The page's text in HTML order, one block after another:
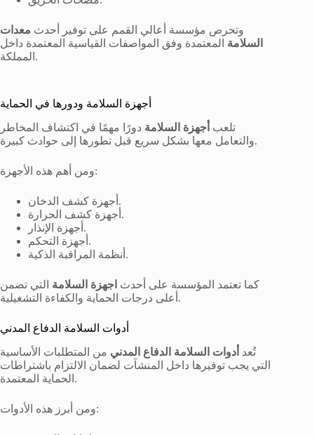
وتحرص مؤسسة أعالي القمم على توفير أحدث معدات
السلامة المعتمدة وفق المواصفات القياسية المعتمدة داخل
المملكة.
أجهزة السلامة ودورها في الحماية
تلعب أجهزة السلامة دورًا مهمًا في اكتشاف المخاطر
والتعامل معها بشكل سريع قبل تطورها إلى حوادث كبيرة.
ومن أهم هذه الأجهزة:
أجهزة كشف الدخان.
أجهزة كشف الحرارة.
أجهزة الإنذار.
أجهزة التحكم.
أنظمة المراقبة الذكية.
كما تعتمد المؤسسة على أحدث اجهزة السلامة التي تضمن
أعلى درجات الحماية والكفاءة التشغيلية.
أدوات السلامة الدفاع المدني
تُعد أدوات السلامة الدفاع المدني من المتطلبات الأساسية
التي يجب توفيرها داخل المنشآت لضمان الالتزام باشتراطات
الحماية المعتمدة.
ومن أبرز هذه الأدوات: